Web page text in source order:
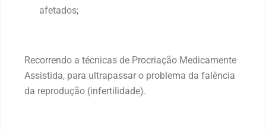
afetados;
Recorrendo a técnicas de Procriação Medicamente
Assistida, para ultrapassar o problema da falência
da reprodução (infertilidade).